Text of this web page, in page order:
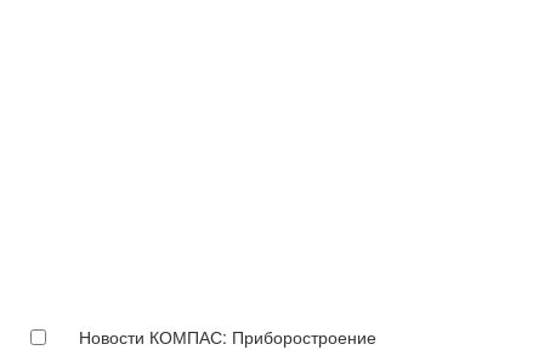
Новости КОМПАС: Приборостроение